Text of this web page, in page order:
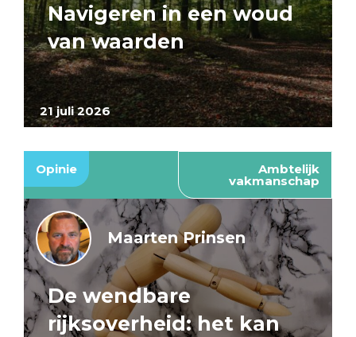
21 juli 2026
Navigeren in een woud
van waarden
Opinie Ambtelijk
vakmanschap
Maarten Prinsen
De wendbare
rijksoverheid: het kan